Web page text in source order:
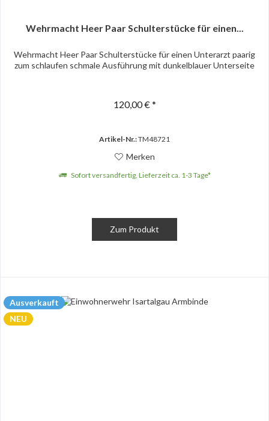
Wehrmacht Heer Paar Schulterstücke für einen...
Wehrmacht Heer Paar Schulterstücke für einen Unterarzt paarig
zum schlaufen schmale Ausführung mit dunkelblauer Unterseite
120,00 € *
Artikel-Nr.:TM48721
Merken
Sofort versandfertig, Lieferzeit ca. 1-3 Tage*
Zum Produkt
Ausverkauft
NEU